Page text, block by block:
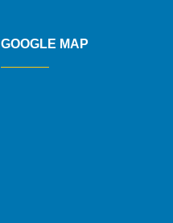
GOOGLE MAP